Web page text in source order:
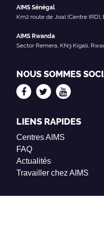
AIMS Sénégal
Km2 route de Joal (Centre IRD),
AIMS Rwanda
Sector Remera, KN3 Kigali,
NOUS SOMMES
LIENS RAPIDES
Centres AIMS
FAQ
Actualités
Travailler chez AIMS